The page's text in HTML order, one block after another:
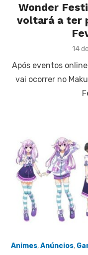
Wonder
voltará a ter
14
Após eventos
vai ocorrer no
Animes,Anúncios,